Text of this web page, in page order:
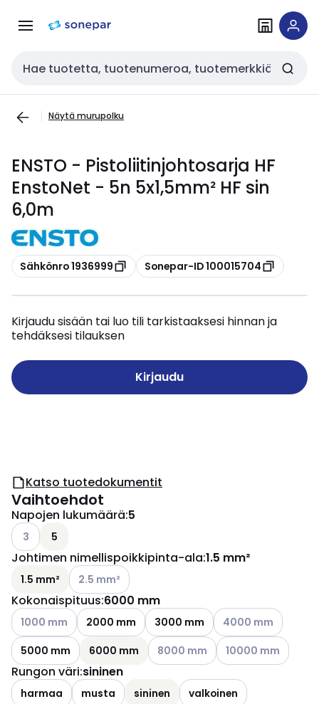
navigointiinsisältöön
Haku
Näytä murupolku
ENSTO - Pistoliitinjohtosarja HF
EnstoNet - 5n 5x1,5mm² HF sin
6,0m
Kopioi
Sähkönro 1936999 Kopioi
Sonepar-ID 100015704
Kirjaudu sisään tai luo tili tarkistaaksesi hinnan ja
tehdäksesi tilauksen
Kirjaudu
Katso tuotedokumentit
Vaihtoehdot
Napojen lukumäärä:5
Katso käytettävissä olevat vaihtoehdot
3 5
Johtimen nimellispoikkipinta-ala:1.5 mm²
1.5 mm² Katso käytettävissä olevat vaihtoehdot
2.5 mm²
Kokonaispituus:6000 mm
Katso käytettävissä olevat vaihtoehdot
1000 mm 2000 mm 3000 mm Katso käytettävissä
4000 mm
5000 mm
6000 mm Katso käytettävissä olevat
8000 mm Katso
10000 mm
Rungon väri:sininen
harmaa musta sininen valkoinen